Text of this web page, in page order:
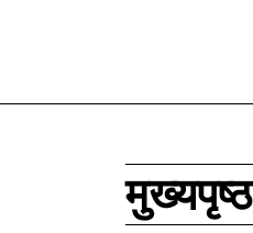
मुख्यपृष्ठ